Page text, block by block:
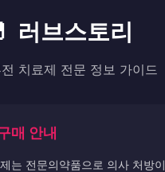
러브스토리
치료제 전문 정보 가이드
매 안내
는 전문의약품으로 의사 처방